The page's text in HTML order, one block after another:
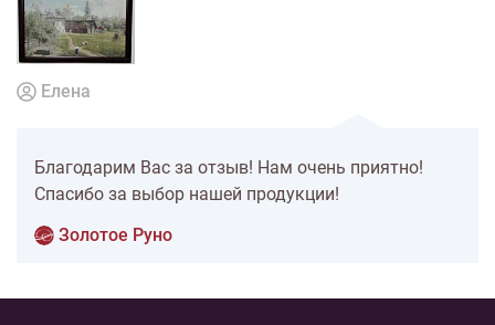
Елена
Благодарим Вас за отзыв! Нам очень приятно!
Спасибо за выбор нашей продукции!
Золотое Руно